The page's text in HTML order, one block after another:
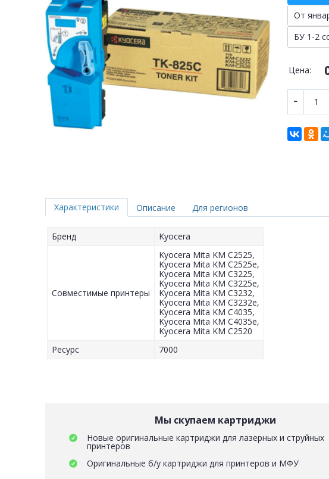
От
БУ 1-2
Цена:
Характеристики
Бренд Kyocera
Совместимые принтеры
Kyocera Mita KM C2525,
Kyocera Mita KM C2525e,
Kyocera Mita KM C3225,
Kyocera Mita KM C3225e,
Kyocera Mita KM C3232,
Kyocera Mita KM C3232e,
Kyocera Mita KM C4035,
Kyocera Mita KM C4035e,
Kyocera Mita KM C2520
Ресурс
7000
Описание Для регионов
Мы скупаем картриджи
Новые оригинальные картриджи для лазерных и струйных
принтеров
Оригинальные б/у картриджи для принтеров и МФУ